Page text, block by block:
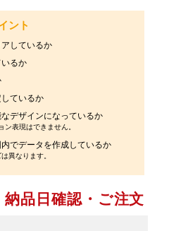
ント
しているか
るか
ているか
デザインになっているか
表現はできません。
でデータを作成しているか
異なります。
品日確認・ご注文